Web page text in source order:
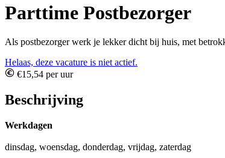
Parttime Postbezorger
Als postbezorger werk je lekker dicht bij huis, met
Helaas, deze vacature is niet actief.
€15,54 per uur
Beschrijving
Werkdagen
dinsdag, woensdag, donderdag, vrijdag, zaterdag